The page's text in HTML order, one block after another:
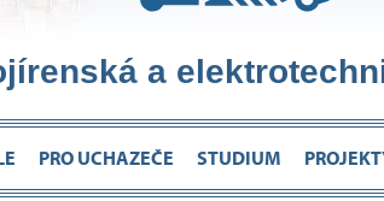
a
PRO UCHAZEČE STUDIUM